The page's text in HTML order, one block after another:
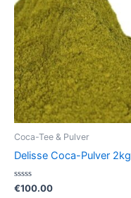
Coca-Tee & Pulver
Delisse Coca-Pulver 2kg
Bewertet
€100.00